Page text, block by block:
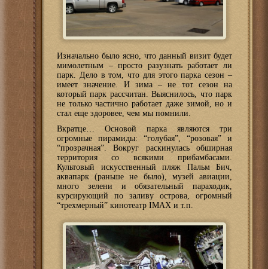
Изначально было ясно, что данный визит будет
мимолетным – просто разузнать работает ли
парк. Дело в том, что для этого парка сезон –
имеет значение. И зима – не тот сезон на
который парк рассчитан. Выяснилось, что парк
не только частично работает даже зимой, но и
стал еще здоровее, чем мы помнили.
Вкратце… Основой парка являются три
огромные пирамиды: “голубая”, “розовая” и
“прозрачная”. Вокруг раскинулась обширная
территория со всякими прибамбасами.
Культовый искусственный пляж Пальм Бич,
аквапарк (раньше не было), музей авиации,
много зелени и обязательный параходик,
курсирующий по заливу острова, огромный
“трехмерный” кинотеатр IMAX и т.п.